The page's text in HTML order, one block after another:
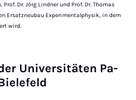
Prof. Dr. Jörg Lindner und Prof. Dr. Thomas
Ersatzneubau Experimentalphysik, in dem
wird.
Uni­ver­si­tä­ten Pa­